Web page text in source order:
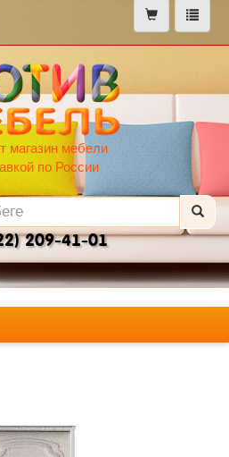
меню
магазин мебели
по России
209-41-01